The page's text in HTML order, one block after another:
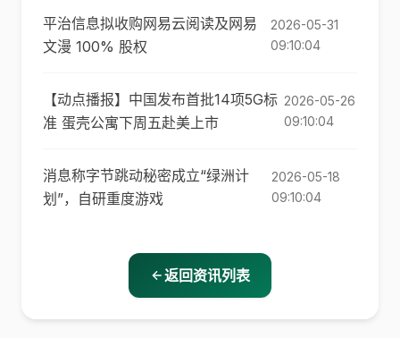
平治信息拟收购网易云阅读及网易
文漫 100% 股权
2026-05-31
09:10:04
【动点播报】中国发布首批14项5G标
准 蛋壳公寓下周五赴美上市
2026-05-26
09:10:04
消息称字节跳动秘密成立“绿洲计
划”，自研重度游戏
2026-05-18
09:10:04
返回资讯列表